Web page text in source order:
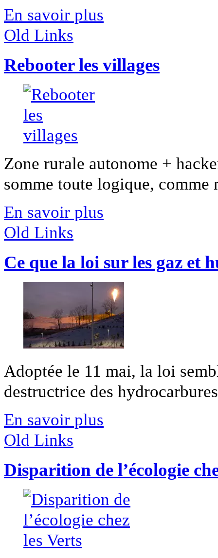
En savoir plus
Old Links
Rebooter les villages
Zone rurale autonome +
somme toute logique,
En savoir plus
Old Links
Ce que la loi sur les gaz et
Adoptée le 11 mai, la loi
destructrice des
En savoir plus
Old Links
Disparition de l’écologie